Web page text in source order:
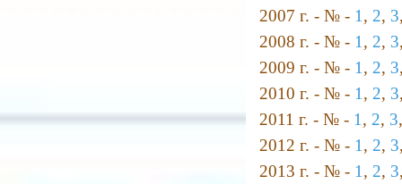
2007 г. - № - 1 , 2, 3
2008 г. - № - 1 , 2, 3
2009 г. - № - 1 , 2, 3
2010 г. - № - 1 , 2, 3
2011 г. - № - 1 , 2, 3
2012 г. - № - 1 , 2, 3
2013 г. - № - 1 , 2, 3